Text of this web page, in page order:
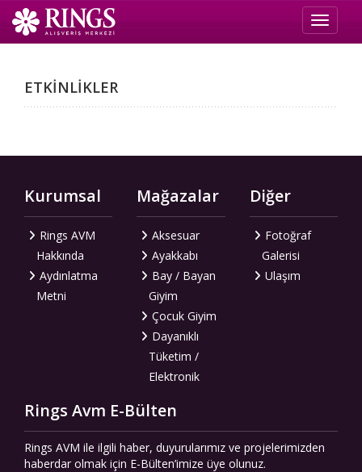
Toggle
ETKİNLİKLER
Kurumsal
Rings AVM
Hakkında
Aydınlatma
Metni
Mağazalar
Aksesuar
Ayakkabı
Bay / Bayan
Giyim
Çocuk Giyim
Dayanıklı
Tüketim /
Elektronik
Diğer
Fotoğraf
Galerisi
Ulaşım
Rings Avm E-Bülten
Rings AVM ile ilgili haber, duyurularımız ve projelerimizden
haberdar olmak için E-Bülten’imize üye olunuz.